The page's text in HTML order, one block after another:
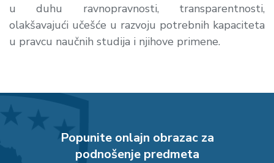
u duhu ravnopravnosti, transparentnosti,
olakšavajući učešće u razvoju potrebnih kapaciteta
u pravcu naučnih studija i njihove primene.
Popunite onlajn obrazac za
podnošenje predmeta